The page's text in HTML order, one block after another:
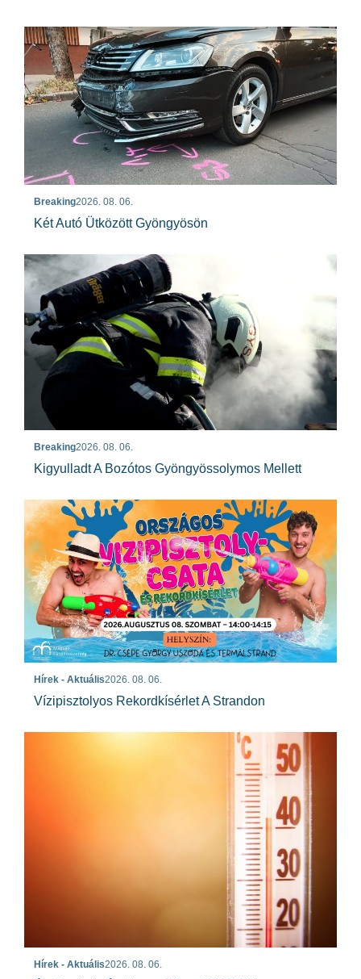
Breaking2026. 08. 06.
Két Autó Ütközött Gyöngyösön
Breaking2026. 08. 06.
Kigyulladt A Bozótos Gyöngyössolymos Mellett
Hírek - Aktuális2026. 08. 06.
Vízipisztolyos Rekordkísérlet A Strandon
Hírek - Aktuális2026. 08. 06.